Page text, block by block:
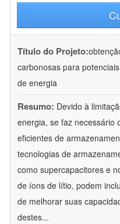
Título do Projeto:
carbonosas para
de energia
Resumo: Devido à
energia, se faz necessário
eficientes de
tecnologias de
como supercapacitores e
de íons de lítio, podem
de melhorar suas
destes...